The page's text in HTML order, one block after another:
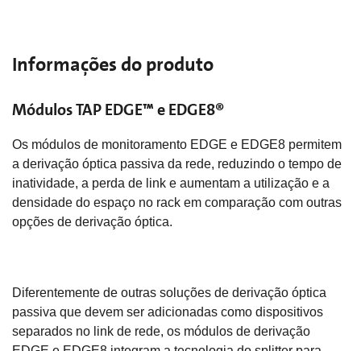
Informações do produto
Módulos TAP EDGE™ e EDGE8®
Os módulos de monitoramento EDGE e EDGE8 permitem
a derivação óptica passiva da rede, reduzindo o tempo de
inatividade, a perda de link e aumentam a utilização e a
densidade do espaço no rack em comparação com outras
opções de derivação óptica.
Diferentemente de outras soluções de derivação óptica
passiva que devem ser adicionadas como dispositivos
separados no link de rede, os módulos de derivação